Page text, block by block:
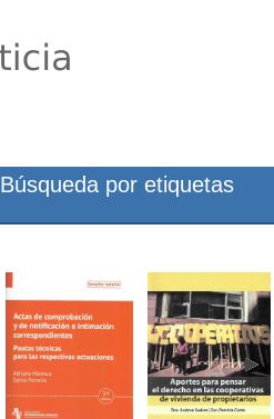
Búsqueda por etiquetas